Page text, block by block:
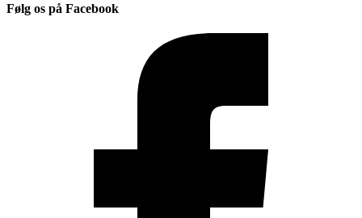
Følg os på Facebook